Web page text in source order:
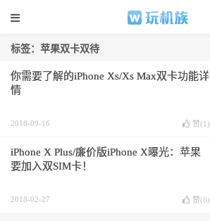
标签：苹果双卡双待
你需要了解的iPhone Xs/Xs Max双卡功能详
情
2018-09-16 赞(1 )
iPhone X Plus/廉价版iPhone X曝光：苹果
要加入双SIM卡！
2018-02-27 赞(0)